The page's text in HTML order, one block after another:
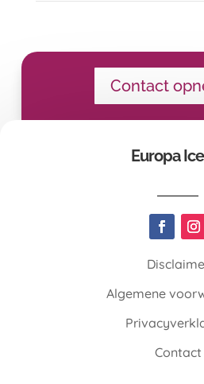
Contact
Europa Ice
Algemene
Contact